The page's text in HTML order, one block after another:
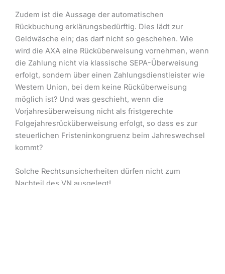
Zudem ist die Aussage der automatischen
Rückbuchung erklärungsbedürftig. Dies lädt zur
Geldwäsche ein; das darf nicht so geschehen. Wie
wird die AXA eine Rücküberweisung vornehmen, wenn
die Zahlung nicht via klassische SEPA-Überweisung
erfolgt, sondern über einen Zahlungsdienstleister wie
Western Union, bei dem keine Rücküberweisung
möglich ist? Und was geschieht, wenn die
Vorjahresüberweisung nicht als fristgerechte
Folgejahresrücküberweisung erfolgt, so dass es zur
steuerlichen Fristeninkongruenz beim Jahreswechsel
kommt?
Solche Rechtsunsicherheiten dürfen nicht zum
Nachteil des VN ausgelegt!